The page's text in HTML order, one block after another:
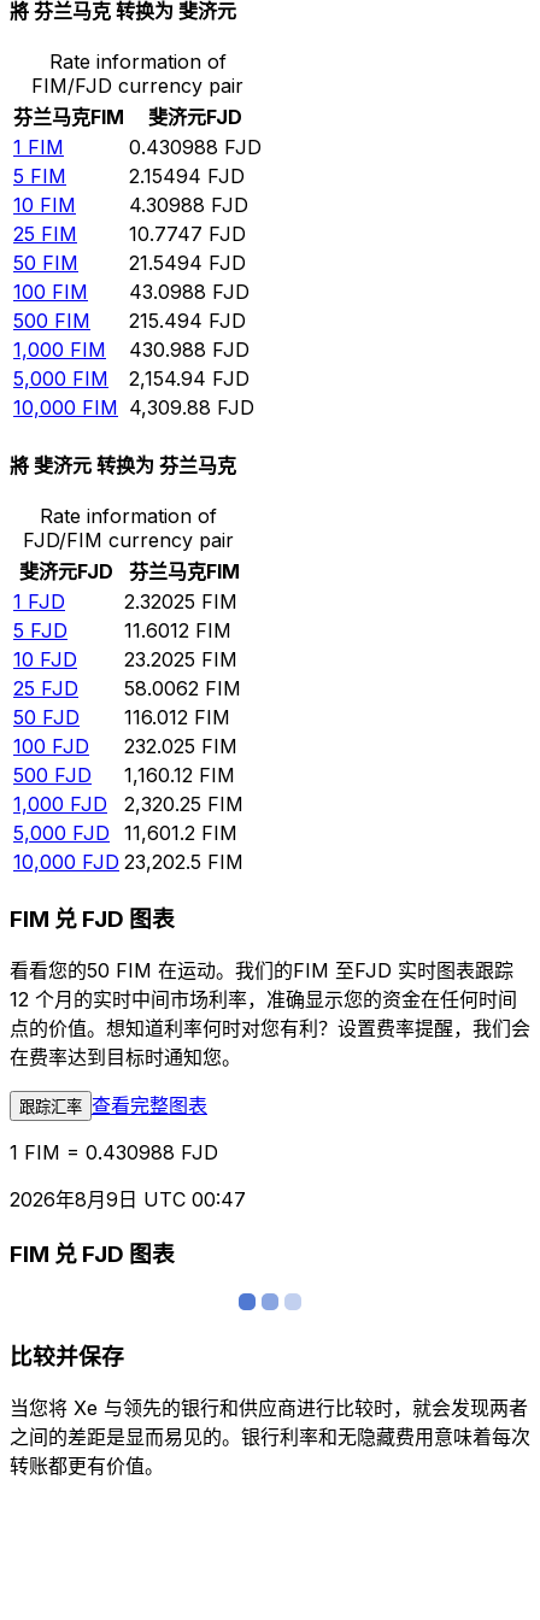
將 芬兰马克 转换为 斐济元
Rate information of
FIM/FJD currency pair
芬兰马克FIM 斐济元FJD
1 FIM 0.430988 FJD
5 FIM 2.15494 FJD
10 FIM 4.30988 FJD
25 FIM 10.7747 FJD
50 FIM 21.5494 FJD
100 FIM 43.0988 FJD
500 FIM 215.494 FJD
1,000 FIM 430.988 FJD
5,000 FIM 2,154.94 FJD
10,000 FIM 4,309.88 FJD
將 斐济元 转换为 芬兰马克
Rate information of
FJD/FIM currency pair
斐济元FJD 芬兰马克FIM
1 FJD 2.32025 FIM
5 FJD 11.6012 FIM
10 FJD 23.2025 FIM
25 FJD 58.0062 FIM
50 FJD 116.012 FIM
100 FJD 232.025 FIM
500 FJD 1,160.12 FIM
1,000 FJD 2,320.25 FIM
5,000 FJD 11,601.2 FIM
10,000 FJD 23,202.5 FIM
FIM 兑 FJD 图表
看看您的50 FIM 在运动。我们的FIM 至FJD 实时图表跟踪
12 个月的实时中间市场利率，准确显示您的资金在任何时间
点的价值。想知道利率何时对您有利？设置费率提醒，我们会
在费率达到目标时通知您。
跟踪汇率 查看完整图表
1 FIM = 0.430988 FJD
2026年8月9日 UTC 00:47
FIM 兑 FJD 图表
比较并保存
当您将 Xe 与领先的银行和供应商进行比较时，就会发现两者
之间的差距是显而易见的。银行利率和无隐藏费用意味着每次
转账都更有价值。